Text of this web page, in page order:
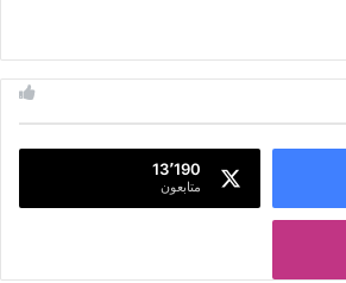
13٬190
متابعون